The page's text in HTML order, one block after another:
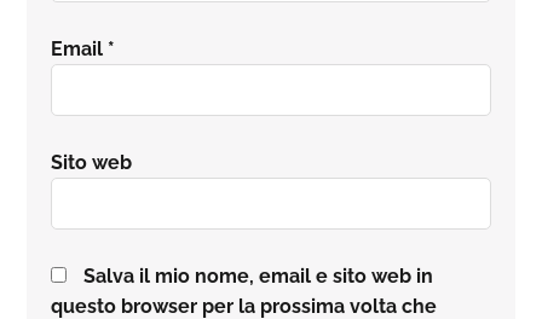
Email *
Sito web
Salva il mio nome, email e sito web in
questo browser per la prossima volta che